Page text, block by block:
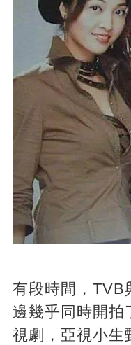
有段時間，TVB
邊幾乎同時開拍
視劇，亞視小生